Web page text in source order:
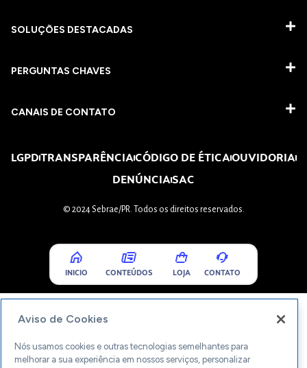
SOLUÇÕES DESTACADAS
PERGUNTAS CHAVES​
CANAIS DE CONTATO
LGPDTRANSPARÊNCIACÓDIGO DE ÉTICAOUVIDORIA
DENÚNCIASAC
© 2024 Sebrae/PR. Todos os direitos reservados.
INICIO CONTEÚDOS LOJA CONTATO
Aviso de Cookies
Nós usamos cookies e outras tecnologias semelhantes para
melhorar a sua experiência em nossos serviços, personalizar